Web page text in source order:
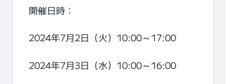
開催日時：
2024年7月2日（火）10:00～17:00
2024年7月3日（水）10:00～16:00